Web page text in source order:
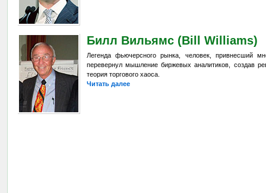
Билл Вильямс (Bill Williams)
Легенда фьючерсного рынка, человек, привнесший
перевернул мышление биржевых аналитиков, создав
теория торгового хаоса.
Читать далее